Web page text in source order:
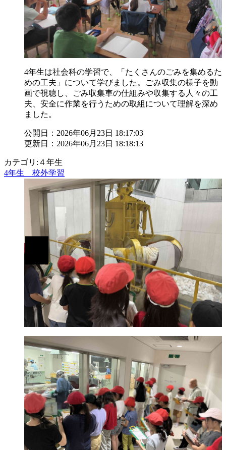
4年生は社会科の学習で、「たくさんのごみを集めるた
めの工夫」について学びました。ごみ収集の様子を動
画で視聴し、ごみ収集車の仕組みや収集する人々の工
夫、安全に作業を行うための取組について理解を深め
ました。
公開日：2026年06月23日 18:17:03
更新日：2026年06月23日 18:18:13
カテゴリ:４年生
4年生 校外学習